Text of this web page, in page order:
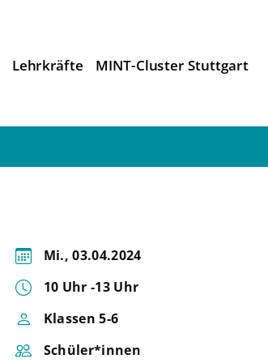
Lehrkräfte MINT-Cluster Stuttgart
Mi., 03.04.2024
10 Uhr -13 Uhr
Klassen 5-6
Schüler*innen